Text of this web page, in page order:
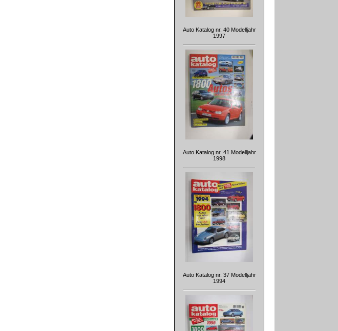
Auto Katalog nr. 40 Modelljahr
1997
Auto Katalog nr. 41 Modelljahr
1998
Auto Katalog nr. 37 Modelljahr
1994